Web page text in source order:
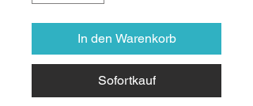
In den Warenkorb
Sofortkauf